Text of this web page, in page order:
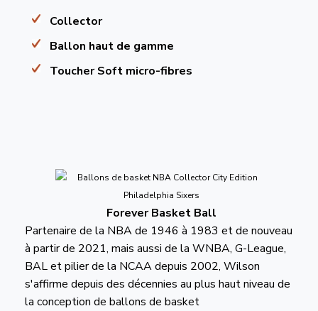
Collector
Ballon haut de gamme
Toucher Soft micro-fibres
Forever Basket Ball
Partenaire de la NBA de 1946 à 1983 et de nouveau
à partir de 2021, mais aussi de la WNBA, G-League,
BAL et pilier de la NCAA depuis 2002, Wilson
s'affirme depuis des décennies au plus haut niveau de
la conception de ballons de basket